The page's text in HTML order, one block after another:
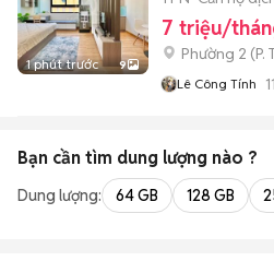
1 phút trước 9
7 triệu/
Phường 2 (P.
Lê Công Tính 11
Bạn cần tìm dung lượng nào ?
Dung lượng: 64 GB 128 GB